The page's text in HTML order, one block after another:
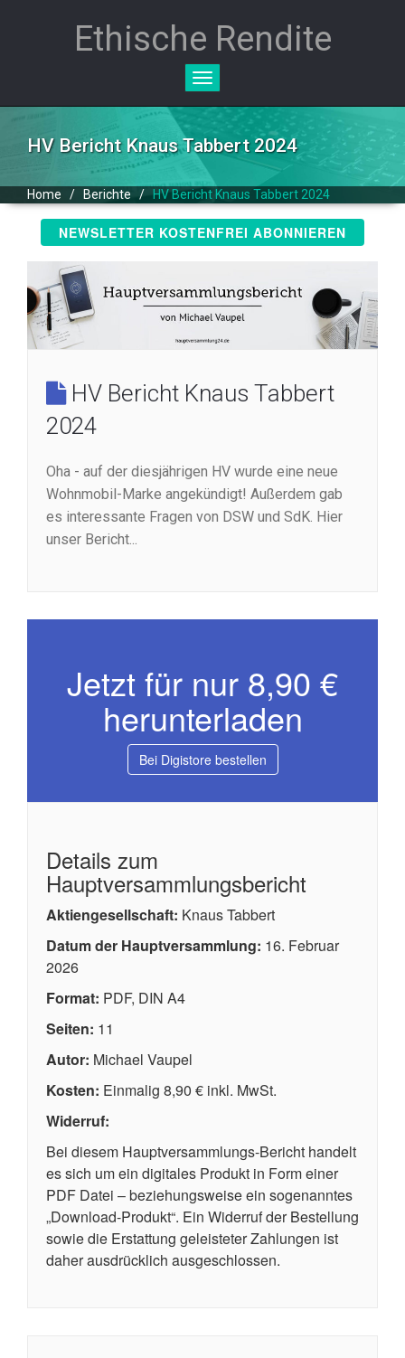
Ethische Rendite
Toggle
HV Bericht Knaus Tabbert 2024
Home / Berichte / HV Bericht Knaus Tabbert 2024
NEWSLETTER KOSTENFREI ABONNIEREN
HV Bericht Knaus Tabbert
2024
Oha - auf der diesjährigen HV wurde eine neue
Wohnmobil-Marke angekündigt! Außerdem gab
es interessante Fragen von DSW und SdK. Hier
unser Bericht...
Jetzt für nur 8,90 €
herunterladen
Bei Digistore bestellen
Details zum
Hauptversammlungsbericht
Aktiengesellschaft: Knaus Tabbert
Datum der Hauptversammlung: 16. Februar
2026
Format: PDF, DIN A4
Seiten: 11
Autor: Michael Vaupel
Kosten: Einmalig 8,90 € inkl. MwSt.
Widerruf:
Bei diesem Hauptversammlungs-Bericht handelt
es sich um ein digitales Produkt in Form einer
PDF Datei – beziehungsweise ein sogenanntes
„Download-Produkt“. Ein Widerruf der Bestellung
sowie die Erstattung geleisteter Zahlungen ist
daher ausdrücklich ausgeschlossen.